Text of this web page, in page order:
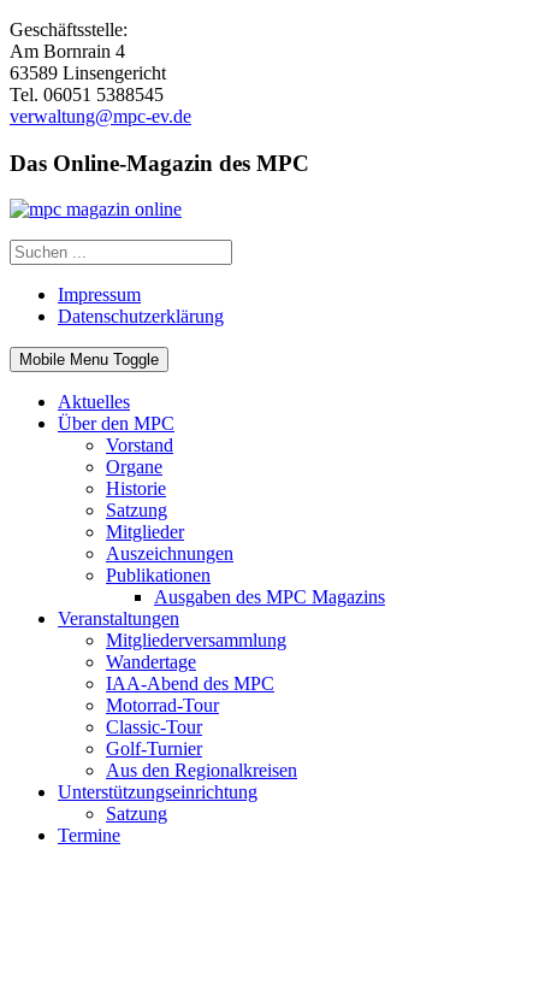
Geschäftsstelle:
Am Bornrain 4
63589 Linsengericht
Tel. 06051 5388545
verwaltung@mpc-ev.de
Das Online-Magazin des MPC
Impressum
Datenschutzerklärung
Mobile Menu Toggle
Aktuelles
Über den MPC
Vorstand
Organe
Historie
Satzung
Mitglieder
Auszeichnungen
Publikationen
Ausgaben des MPC Magazins
Veranstaltungen
Mitgliederversammlung
Wandertage
IAA-Abend des MPC
Motorrad-Tour
Classic-Tour
Golf-Turnier
Aus den Regionalkreisen
Unterstützungseinrichtung
Satzung
Termine